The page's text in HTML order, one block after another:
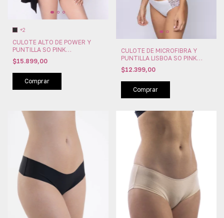
+2
CULOTE ALTO DE POWER Y
PUNTILLA SO PINK
(PINK65312)
$15.899,00
Comprar
CULOTE DE MICROFIBRA Y
PUNTILLA LISBOA SO PINK
(PINK63302)
$12.399,00
Comprar